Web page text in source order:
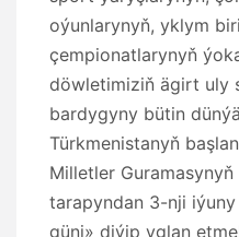
oýunlarynyň, yklym
çempionatlarynyň
döwletimiziň ägirt uly
bardygyny bütin
Türkmenistanyň
Milletler
tarapyndan 3-nji
güni» diýip yglan